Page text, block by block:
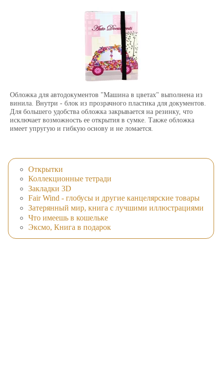
всевозможные мелочи,
которые необходимы в
повседневной жизни.
Обложка для автодокументов "Машина в цветах" выполнена из
винила. Внутри - блок из прозрачного пластика для документов.
Для большего удобства обложка закрывается на резинку, что
исключает возможность ее открытия в сумке. Также обложка
имеет упругую и гибкую основу и не ломается.
Открытки
Коллекционные тетради
Закладки 3D
Fair Wind - глобусы и другие канцелярские товары
Затерянный мир, книга с лучшими иллюстрациями
Что имеешь в кошельке
Эксмо, Книга в подарок